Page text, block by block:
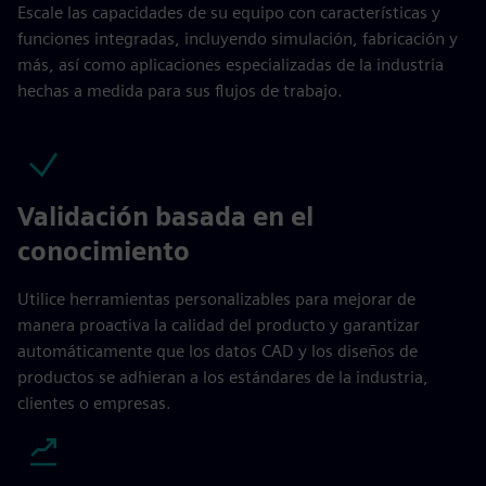
Escale las capacidades de su equipo con características y
funciones integradas, incluyendo simulación, fabricación y
más, así como aplicaciones especializadas de la industria
hechas a medida para sus flujos de trabajo.
Validación basada en el
conocimiento
Utilice herramientas personalizables para mejorar de
manera proactiva la calidad del producto y garantizar
automáticamente que los datos CAD y los diseños de
productos se adhieran a los estándares de la industria,
clientes o empresas.